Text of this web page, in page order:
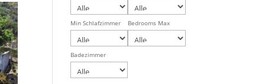
Min Schlafzimmer Bedrooms Max
Badezimmer